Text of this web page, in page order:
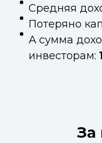
Средняя
Потеряно
А сумма
инвесторам:
За